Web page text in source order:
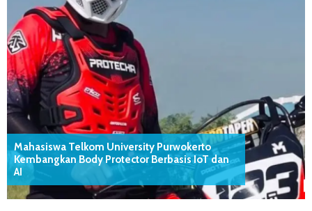
Mahasiswa Telkom University Purwokerto
Kembangkan Body Protector Berbasis IoT dan
AI